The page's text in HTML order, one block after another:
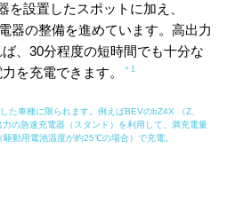
を設置したスポットに加え、
器の整備を進めています。高出力
、30分程度の短時間でも十分な
を充電できます。
＊1
た車種に限られます。例えばBEVのbZ4X （Z、
の急速充電器（スタンド）を利用して、満充電量
動用電池温度が約25℃の場合）で充電。